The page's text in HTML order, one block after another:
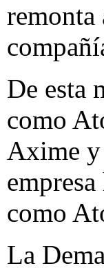
remonta
De esta
como
Axime y
como
La